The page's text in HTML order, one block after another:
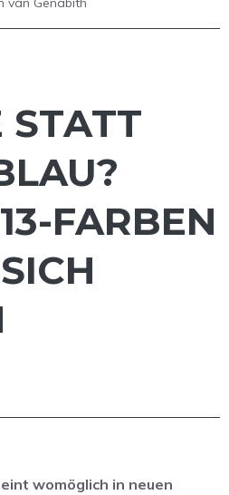
STATT
FARBEN
womöglich in neuen